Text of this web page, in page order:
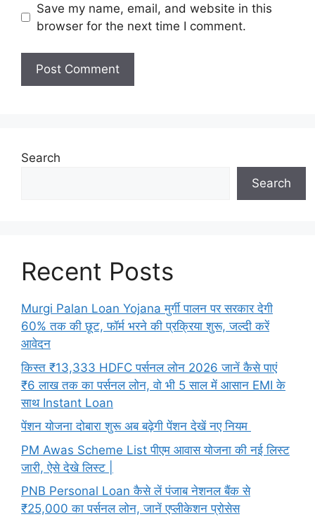
Save my name, email, and website in this
browser for the next time I comment.
Search
Search
Recent Posts
Murgi Palan Loan Yojana मुर्गी पालन पर सरकार देगी
60% तक की छूट, फॉर्म भरने की प्रक्रिया शुरू, जल्दी करें
आवेदन
किस्त ₹13,333 HDFC पर्सनल लोन 2026 जानें कैसे पाएं
₹6 लाख तक का पर्सनल लोन, वो भी 5 साल में आसान EMI के
साथ Instant Loan
पेंशन योजना दोबारा शुरू अब बढ़ेगी पेंशन देखें नए नियम
PM Awas Scheme List पीएम आवास योजना की नई लिस्ट
जारी, ऐसे देखे लिस्ट |
PNB Personal Loan कैसे लें पंजाब नेशनल बैंक से
₹25,000 का पर्सनल लोन, जानें एप्लीकेशन प्रोसेस